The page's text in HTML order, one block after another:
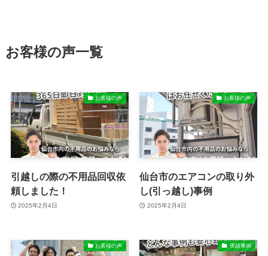
お客様の声一覧
お客様の声
引越しの際の不用品回収依
頼しました！
2025年2月4日
お客様の声
仙台市のエアコンの取り外
し(引っ越し)事例
2025年2月4日
お客様の声 実績事例